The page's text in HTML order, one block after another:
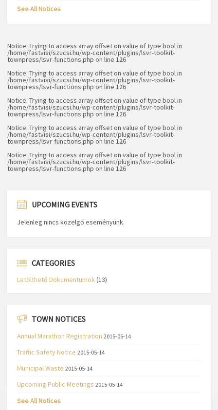
See All Notices
Notice: Trying to access array offset on value of type bool in
/home/fastvisi/szucsi.hu/wp-content/plugins/lsvr-toolkit-
townpress/lsvr-functions.php on line 126
Notice: Trying to access array offset on value of type bool in
/home/fastvisi/szucsi.hu/wp-content/plugins/lsvr-toolkit-
townpress/lsvr-functions.php on line 126
Notice: Trying to access array offset on value of type bool in
/home/fastvisi/szucsi.hu/wp-content/plugins/lsvr-toolkit-
townpress/lsvr-functions.php on line 126
Notice: Trying to access array offset on value of type bool in
/home/fastvisi/szucsi.hu/wp-content/plugins/lsvr-toolkit-
townpress/lsvr-functions.php on line 126
Notice: Trying to access array offset on value of type bool in
/home/fastvisi/szucsi.hu/wp-content/plugins/lsvr-toolkit-
townpress/lsvr-functions.php on line 126
UPCOMING EVENTS
Jelenleg nincs közelgő eseményünk.
CATEGORIES
Letölthető Dokumentumok(13)
TOWN NOTICES
Annual Marathon Registration 2015-05-14
Traffic Safety Notice 2015-05-14
Municipal Waste 2015-05-14
Upcoming Public Meetings 2015-05-14
See All Notices